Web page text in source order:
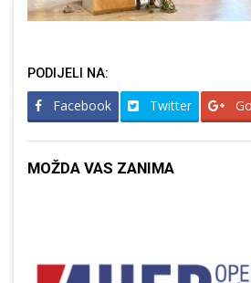
PODIJELI NA:
Facebook Twitter
MOŽDA VAS ZANIMA